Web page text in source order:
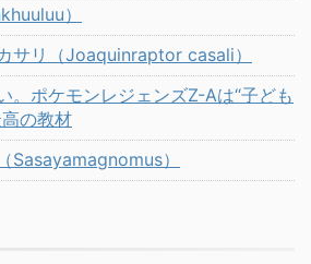
）
サリ（Joaquinraptor casali）
。ポケモンレジェンズZ-Aは“子ども
の教材
Sasayamagnomus）